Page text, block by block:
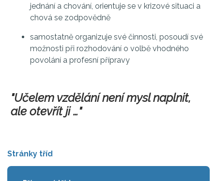
jednání a chování, orientuje se v krizové situaci a
chová se zodpovědně
samostatně organizuje své činnosti, posoudí své
možnosti při rozhodování o volbě vhodného
povolání a profesní přípravy
"Učelem vzdělání není mysl naplnit,
ale otevřít ji …"
Stránky tříd